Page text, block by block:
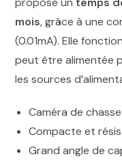
mois, grâce à une
(0.01mA). Elle
peut être alimentée
les sources
Caméra de
Compacte et
Grand angle de